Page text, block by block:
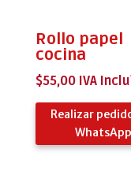
Rollo papel
cocina
$55,00 IVA
Realizar
WhatsApp